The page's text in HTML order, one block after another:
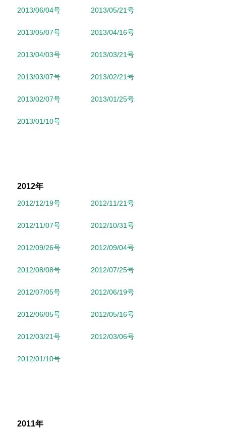
2013/06/04号 2013/05/21号
2013/05/07号 2013/04/16号
2013/04/03号 2013/03/21号
2013/03/07号 2013/02/21号
2013/02/07号 2013/01/25号
2013/01/10号
2012年
2012/12/19号 2012/11/21号
2012/11/07号 2012/10/31号
2012/09/26号 2012/09/04号
2012/08/08号 2012/07/25号
2012/07/05号 2012/06/19号
2012/06/05号 2012/05/16号
2012/03/21号 2012/03/06号
2012/01/10号
2011年